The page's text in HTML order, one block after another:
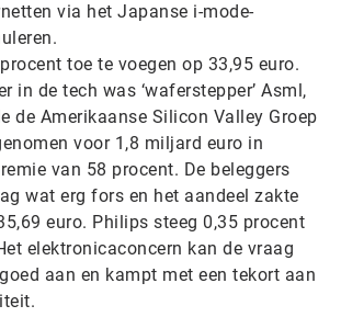
via het Japanse i-mode-
toe te voegen op 33,95 euro.
in de tech was ‘waferstepper’ Asml,
de Amerikaanse Silicon Valley Groep
voor 1,8 miljard euro in
van 58 procent. De beleggers
wat erg fors en het aandeel zakte
euro. Philips steeg 0,35 procent
elektronicaconcern kan de vraag
aan en kampt met een tekort aan